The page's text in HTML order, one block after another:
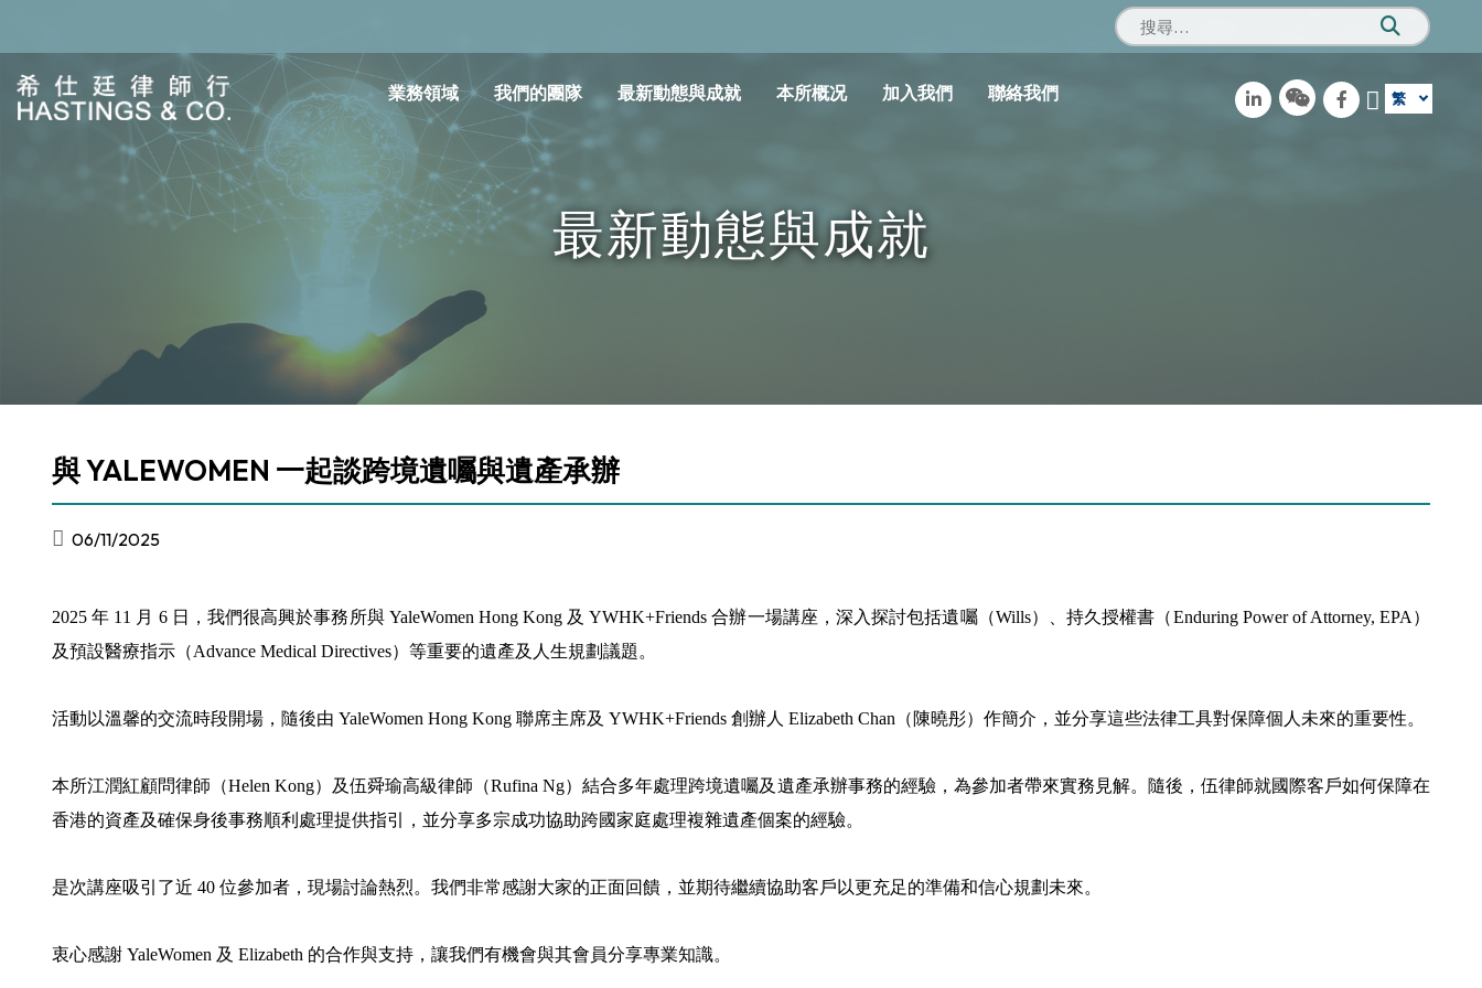
業務領域 我們的團隊 最新動態與成就 本所概况 加入我們 聯絡我們 繁
最新動態與成就
與 YALEWOMEN 一起談跨境遺囑與遺產承辦
06/11/2025
2025 年 11 月 6 日，我們很高興於事務所與 YaleWomen Hong Kong 及 YWHK+Friends 合辦一場講座，深入探討包括遺囑（Wills）、持久授權書（Enduring Power of Attorney, EPA）
及預設醫療指示（Advance Medical Directives）等重要的遺產及人生規劃議題。
活動以溫馨的交流時段開場，隨後由 YaleWomen Hong Kong 聯席主席及 YWHK+Friends 創辦人 Elizabeth Chan（陳曉彤）作簡介，並分享這些法律工具對保障個人未來的重要性。
本所江潤紅顧問律師（Helen Kong）及伍舜瑜高級律師（Rufina Ng）結合多年處理跨境遺囑及遺產承辦事務的經驗，為參加者帶來實務見解。隨後，伍律師就國際客戶如何保障在
香港的資產及確保身後事務順利處理提供指引，並分享多宗成功協助跨國家庭處理複雜遺產個案的經驗。
是次講座吸引了近 40 位參加者，現場討論熱烈。我們非常感謝大家的正面回饋，並期待繼續協助客戶以更充足的準備和信心規劃未來。
衷心感謝 YaleWomen 及 Elizabeth 的合作與支持，讓我們有機會與其會員分享專業知識。